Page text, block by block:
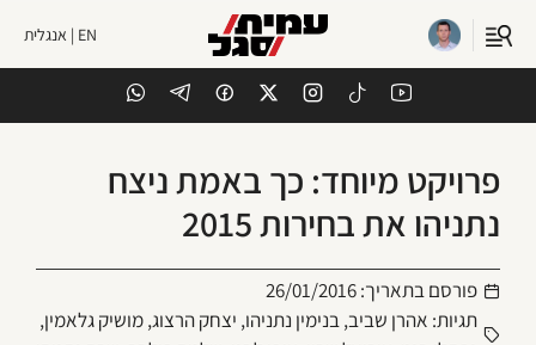
EN | אנגלית
פרויקט מיוחד: כך באמת ניצח
נתניהו את בחירות 2015
פורסם בתאריך:26/01/2016
תגיות: אהרן שביב,בנימין נתניהו, יצחק הרצוג,מושיק גלאמין,